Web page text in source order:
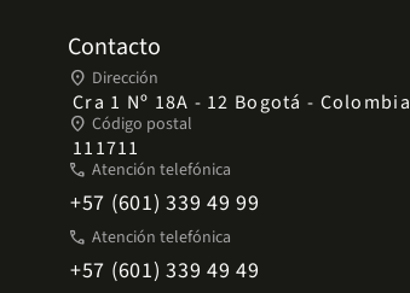
Contacto
place Dirección
Cra 1 Nº 18A - 12 Bogotá - Colombia
place Código postal
111711
phone Atención telefónica
+57 (601) 339 49 99
phone Atención telefónica
+57 (601) 339 49 49